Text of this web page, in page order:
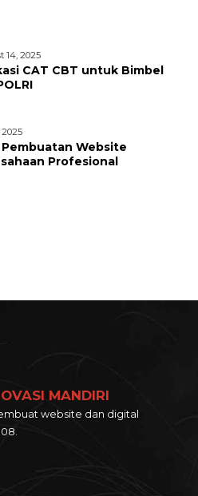
14, 2025
CAT CBT untuk Bimbel
2025
Pembuatan Website
Profesional
MANDIRI
website dan digital